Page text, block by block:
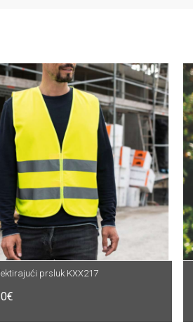
prsluk KXX217
€
ODABERI OPCIJE